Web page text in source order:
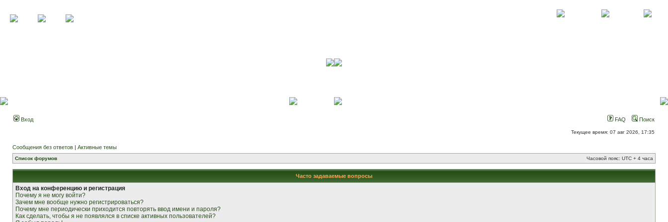
Вход FAQ Поиск
Текущее время: 07 авг 2026, 17:35
Сообщения без ответов | Активные темы
Список форумов Часовой пояс: UTC + 4 часа
Часто задаваемые вопросы
Вход на конференцию и регистрация
Почему я не могу войти?
Зачем мне вообще нужно регистрироваться?
Почему мне периодически приходится повторять ввод имени и пароля?
Как сделать, чтобы я не появлялся в списке активных пользователей?